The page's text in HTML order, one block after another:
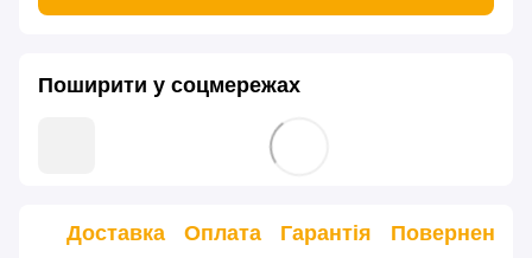
Поширити у соцмережах
Доставка Оплата Гарантія Повернення